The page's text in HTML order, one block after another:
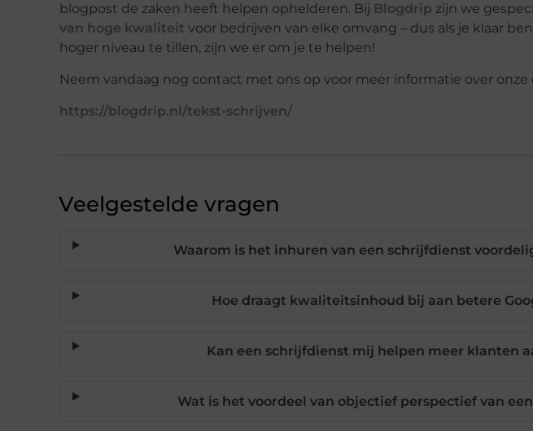
blogpost de zaken heeft helpen ophelderen. Bij Blogdrip zijn we
van hoge kwaliteit voor bedrijven van elke omvang – dus als je klaar
hoger niveau te tillen, zijn we er om je te helpen!
Neem vandaag nog contact met ons op voor meer informatie over onze
https://blogdrip.nl/tekst-schrijven/
Veelgestelde vragen
Waarom is het inhuren van een schrijfdienst
Hoe draagt kwaliteitsinhoud bij aan betere
Kan een schrijfdienst mij helpen meer klanten
Wat is het voordeel van objectief perspectief van